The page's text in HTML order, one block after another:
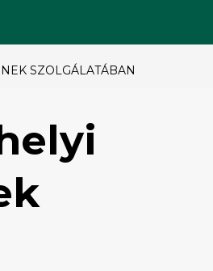
SZOLGÁLATÁBAN